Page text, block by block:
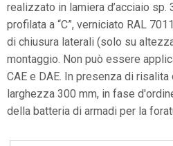
realizzato in lamiera d’acciaio
profilata a “C”, verniciato RAL
di chiusura laterali (solo su
montaggio. Non può essere
CAE e DAE. In presenza di
larghezza 300 mm, in fase
della batteria di armadi per la